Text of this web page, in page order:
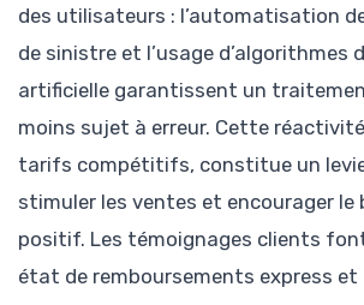
des utilisateurs : l’automatisation
de sinistre et l’usage d’algorithmes
artificielle garantissent un
moins sujet à erreur. Cette
tarifs compétitifs, constitue un
stimuler les ventes et encourager le
positif. Les témoignages clients
état de remboursements express et